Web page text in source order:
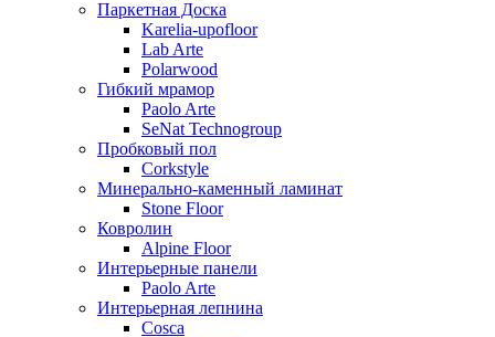
Паркетная Доска
Karelia-upofloor
Lab Arte
Polarwood
Гибкий мрамор
Paolo Arte
SeNat Technogroup
Пробковый пол
Corkstyle
Минерально-каменный ламинат
Stone Floor
Ковролин
Alpine Floor
Интерьерные панели
Paolo Arte
Интерьерная лепнина
Cosca